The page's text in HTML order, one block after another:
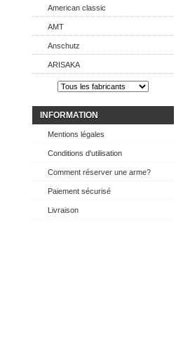
American classic
AMT
Anschutz
ARISAKA
INFORMATION
Mentions légales
Conditions d'utilisation
Comment réserver une arme?
Paiement sécurisé
Livraison